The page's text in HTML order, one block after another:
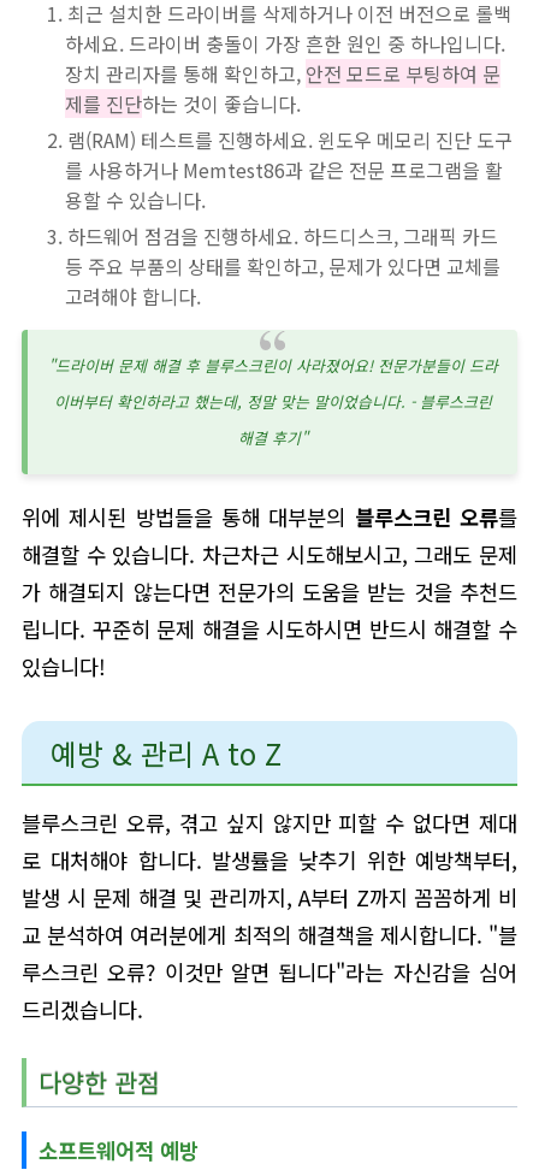
최근 설치한 드라이버를 삭제하거나 이전 버전으로 롤백
하세요. 드라이버 충돌이 가장 흔한 원인 중 하나입니다.
장치 관리자를 통해 확인하고, 안전 모드로 부팅하여 문
제를 진단하는 것이 좋습니다.
램(RAM) 테스트를 진행하세요. 윈도우 메모리 진단 도구
를 사용하거나 Memtest86과 같은 전문 프로그램을 활
용할 수 있습니다.
하드웨어 점검을 진행하세요. 하드디스크, 그래픽 카드
등 주요 부품의 상태를 확인하고, 문제가 있다면 교체를
고려해야 합니다.
"드라이버 문제 해결 후 블루스크린이 사라졌어요! 전문가분들이 드라
이버부터 확인하라고 했는데, 정말 맞는 말이었습니다. - 블루스크린
해결 후기"
위에 제시된 방법들을 통해 대부분의 블루스크린 오류를
해결할 수 있습니다. 차근차근 시도해보시고, 그래도 문제
가 해결되지 않는다면 전문가의 도움을 받는 것을 추천드
립니다. 꾸준히 문제 해결을 시도하시면 반드시 해결할 수
있습니다!
예방 & 관리 A to Z
블루스크린 오류, 겪고 싶지 않지만 피할 수 없다면 제대
로 대처해야 합니다. 발생률을 낮추기 위한 예방책부터,
발생 시 문제 해결 및 관리까지, A부터 Z까지 꼼꼼하게 비
교 분석하여 여러분에게 최적의 해결책을 제시합니다. "블
루스크린 오류? 이것만 알면 됩니다"라는 자신감을 심어
드리겠습니다.
다양한 관점
소프트웨어적 예방